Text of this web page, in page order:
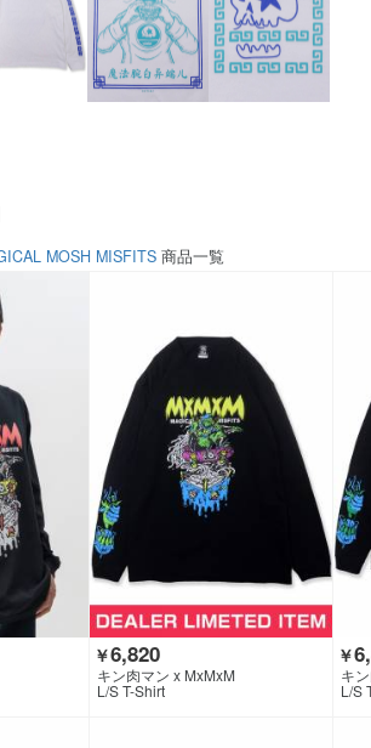
MOSH MISFITS 商品一覧
￥6,820
キン肉マン x MxMxM
L/S T-Shirt
￥
キ
L/S